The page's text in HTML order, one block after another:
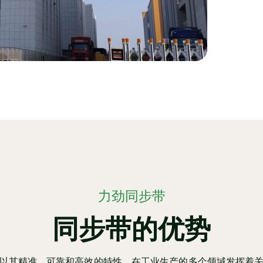
力劲同步带
同步带的优势